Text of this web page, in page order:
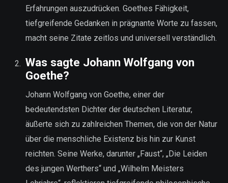
Erfahrungen auszudrücken. Goethes Fähigkeit,
tiefgreifende Gedanken in prägnante Worte zu fassen,
macht seine Zitate zeitlos und universell verständlich.
Was sagte Johann Wolfgang von
Goethe?
Johann Wolfgang von Goethe, einer der
bedeutendsten Dichter der deutschen Literatur,
äußerte sich zu zahlreichen Themen, die von der Natur
über die menschliche Existenz bis hin zur Kunst
reichten. Seine Werke, darunter „Faust“, „Die Leiden
des jungen Werthers“ und „Wilhelm Meisters